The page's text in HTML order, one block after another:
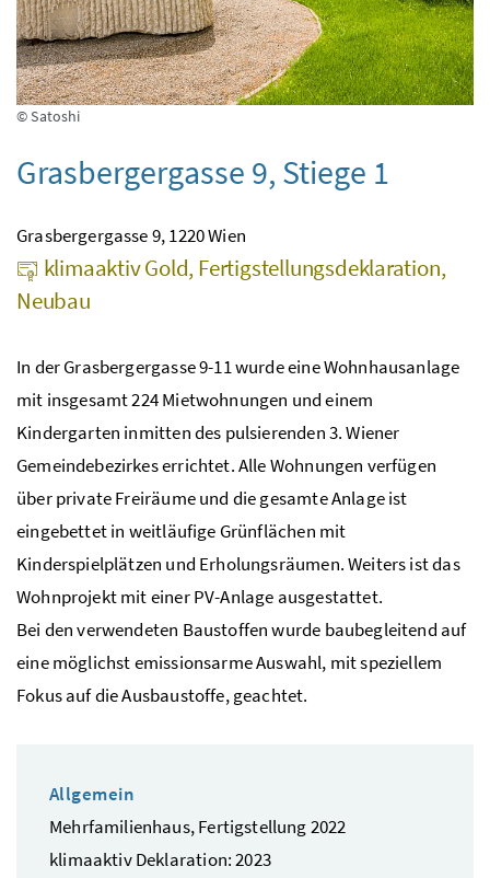
© Satoshi
Grasbergergasse 9, Stiege 1
Grasbergergasse 9, 1220 Wien
klimaaktiv Gold, Fertigstellungsdeklaration,
Neubau
In der Grasbergergasse 9-11 wurde eine Wohnhausanlage
mit insgesamt 224 Mietwohnungen und einem
Kindergarten inmitten des pulsierenden 3. Wiener
Gemeindebezirkes errichtet. Alle Wohnungen verfügen
über private Freiräume und die gesamte Anlage ist
eingebettet in weitläufige Grünflächen mit
Kinderspielplätzen und Erholungsräumen. Weiters ist das
Wohnprojekt mit einer PV-Anlage ausgestattet.
Bei den verwendeten Baustoffen wurde baubegleitend auf
eine möglichst emissionsarme Auswahl, mit speziellem
Fokus auf die Ausbaustoffe, geachtet.
Allgemein
Mehrfamilienhaus, Fertigstellung 2022
klimaaktiv Deklaration: 2023